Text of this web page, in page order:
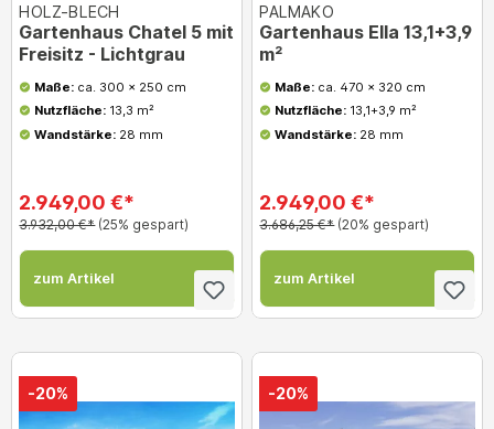
HOLZ-BLECH
Gartenhaus Chatel 5 mit
Freisitz - Lichtgrau
Maße:ca. 300 x 250 cm
Nutzfläche:13,3 m²
Wandstärke: 28 mm
2.949,00 €*
3.932,00 €* (25% gespart)
zum Artikel
PALMAKO
Gartenhaus Ella 13,1+3,9
m²
Maße:ca. 470 x 320 cm
Nutzfläche:13,1+3,9 m²
Wandstärke: 28 mm
2.949,00 €*
3.686,25 €* (20% gespart)
zum Artikel
-20% -20%